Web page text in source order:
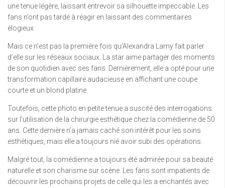
une tenue légère, laissant entrevoir sa silhouette impeccable. Les
fans n’ont pas tardé à réagir en laissant des commentaires
élogieux.
Mais ce n’est pas la première fois qu’Alexandra Lamy fait parler
d’elle sur les réseaux sociaux. La star aime partager des moments
de son quotidien avec ses fans. Dernièrement, elle a opté pour une
transformation capillaire audacieuse en affichant une coupe
courte et un blond platine.
Toutefois, cette photo en petite tenue a suscité des interrogations
sur l’utilisation de la chirurgie esthétique chez la comédienne de 50
ans. Cette dernière n’a jamais caché son intérêt pour les soins
esthétiques, mais elle a toujours nié avoir subi des opérations.
Malgré tout, la comédienne a toujours été admirée pour sa beauté
naturelle et son charisme sur scène. Les fans sont impatients de
découvrir les prochains projets de celle qui les a enchantés avec